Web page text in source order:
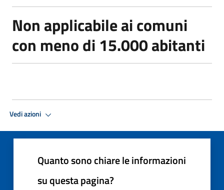
Non applicabile ai comuni
con meno di 15.000 abitanti
Vedi azioni
Quanto sono chiare le informazioni
su questa pagina?